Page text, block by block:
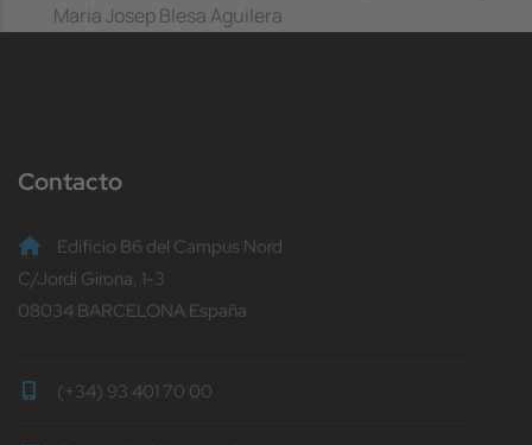
Maria Josep Blesa Aguilera
Contacto
Edificio B6 del Campus Nord
C/Jordi Girona, 1-3
08034 BARCELONA España
(+34) 93 401 70 00